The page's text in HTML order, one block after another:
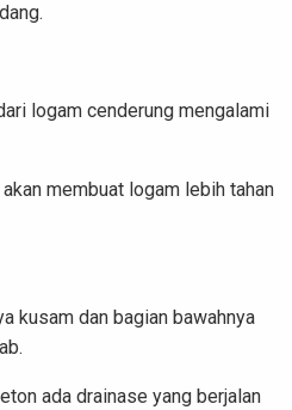
logam cenderung mengalami
membuat logam lebih tahan
kusam dan bagian bawahnya
ada drainase yang berjalan